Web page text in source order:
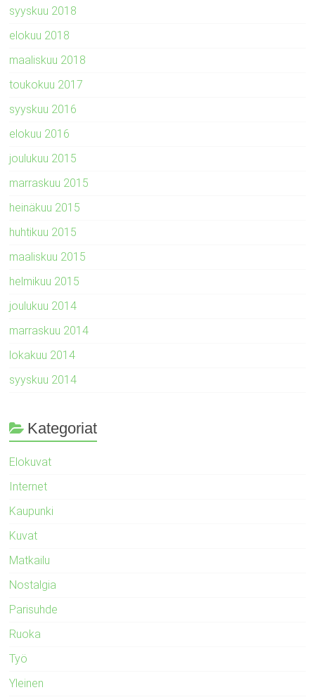
syyskuu 2018
elokuu 2018
maaliskuu 2018
toukokuu 2017
syyskuu 2016
elokuu 2016
joulukuu 2015
marraskuu 2015
heinäkuu 2015
huhtikuu 2015
maaliskuu 2015
helmikuu 2015
joulukuu 2014
marraskuu 2014
lokakuu 2014
syyskuu 2014
Kategoriat
Elokuvat
Internet
Kaupunki
Kuvat
Matkailu
Nostalgia
Parisuhde
Ruoka
Työ
Yleinen